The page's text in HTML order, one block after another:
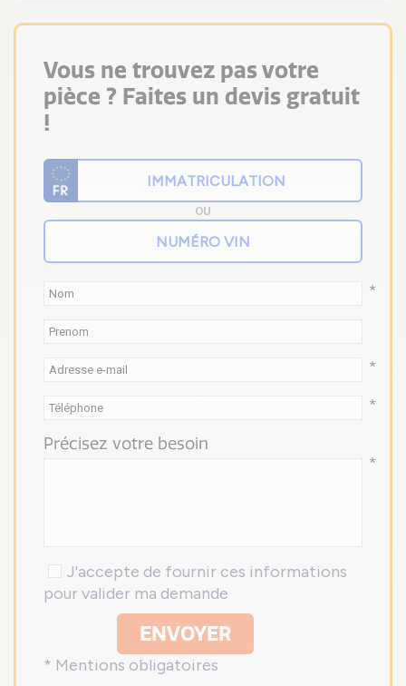
Vous ne trouvez pas votre
pièce ? Faites un devis gratuit
!
OU
*
*
*
Précisez votre besoin
*
J'accepte de fournir ces informations
pour valider ma demande
ENVOYER
* Mentions obligatoires